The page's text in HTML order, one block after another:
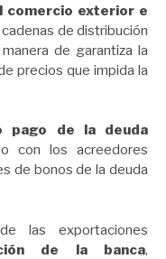
comercio exterior e
de distribución
de garantiza la
precios que impida la
pago de la deuda
con los acreedores
de bonos de la deuda
las exportaciones
de la banca,